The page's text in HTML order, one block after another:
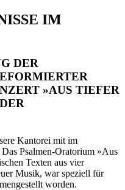
IM
DER
»AUS TIEFER
Kantorei mit im
Psalmen-Oratorium »Aus
Texten aus vier
Musik, war speziell für
worden.